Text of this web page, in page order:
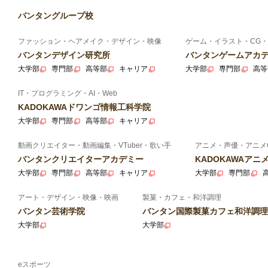
バンタングループ校
ファッション・ヘアメイク・デザイン・映像
バンタンデザイン研究所
大学部 専門部 高等部 キャリア
ゲーム・イラスト・CG
バンタンゲームアカ
大学部 専門部 高
IT・プログラミング・AI・Web
KADOKAWAドワンゴ情報工科学院
大学部 専門部 高等部 キャリア
動画クリエイター・動画編集・VTuber・歌い手
バンタンクリエイターアカデミー
大学部 専門部 高等部 キャリア
アニメ・声優・アニ
KADOKAWAアニ
大学部 専門部
アート・デザイン・映像・映画
バンタン芸術学院
大学部
製菓・カフェ・和洋調理
バンタン国際製菓カフェ和洋調
大学部
eスポーツ